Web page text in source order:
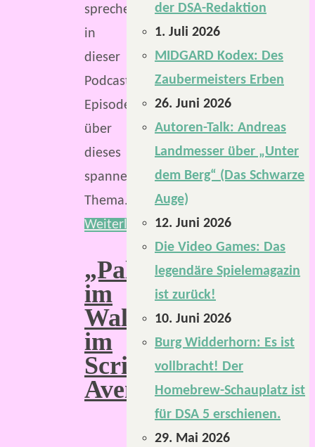
sprechen
in
dieser
Podcast-
Episode
über
dieses
spannende
Thema.
Weiterlesen
„Palast
im
Walde“
im
Scriptorium
Aventuris
der DSA-Redaktion
1. Juli 2026
MIDGARD Kodex: Des
Zaubermeisters Erben
26. Juni 2026
Autoren-Talk: Andreas
Landmesser über „Unter
dem Berg“ (Das Schwarze
Auge)
12. Juni 2026
Die Video Games: Das
legendäre Spielemagazin
ist zurück!
10. Juni 2026
Burg Widderhorn: Es ist
vollbracht! Der
Homebrew-Schauplatz ist
für DSA 5 erschienen.
29. Mai 2026